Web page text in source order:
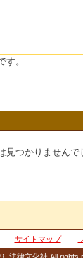
。
つかりませんで
サイトマップ